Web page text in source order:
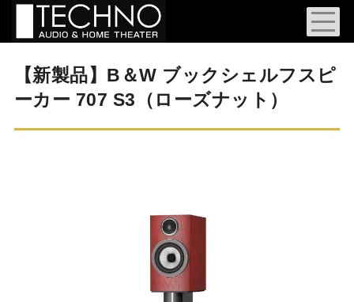
【新製品】B＆W ブックシェルフスピ
ーカー 707 S3（ローズナット）